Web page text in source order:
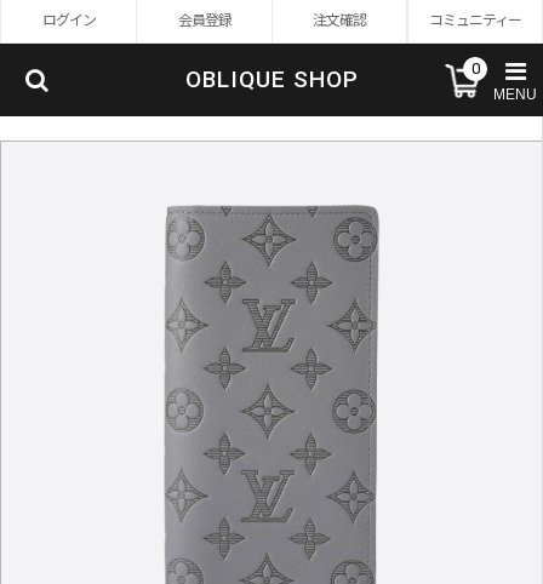
ログイン 会員登録 注文確認 コミュニティー
OBLIQUE SHOP 0
MENU